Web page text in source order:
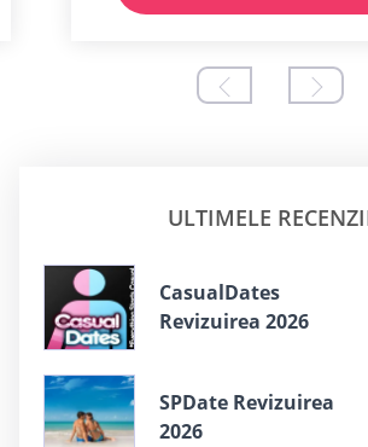
ULTIMELE
СasualDates
Revizuirea 2026
SPDate Revizuirea
2026